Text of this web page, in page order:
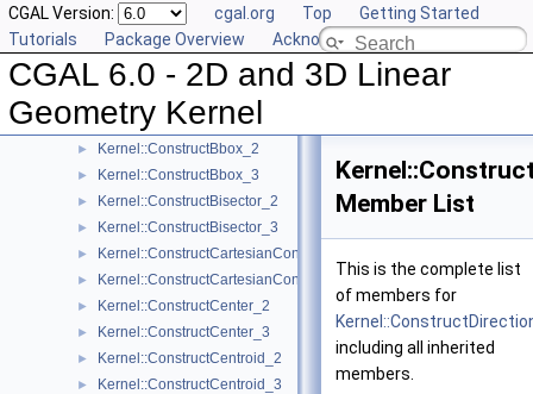
CGAL Version: cgal.org Top
Getting Started
Tutorials
Package Overview Acknowledging CGAL
CGAL 6.0 - 2D and 3D Linear
Geometry Kernel
► Kernel::ComputeZmax_3
Kernel::ComputeZmin_3
Kernel::ConstructBarycenter_2
Kernel::ConstructBarycenter_3
► Kernel::ConstructBaseVector_3
► Kernel::ConstructBbox_2
► Kernel::ConstructBbox_3
► Kernel::ConstructBisector_2
► Kernel::ConstructBisector_3
► Kernel::ConstructCartesianConstIterator_2
► Kernel::ConstructCartesianConstIterator_3
► Kernel::ConstructCenter_2
► Kernel::ConstructCenter_3
► Kernel::ConstructCentroid_2
► Kernel::ConstructCentroid_3
Member List
This is the complete list
of members for
including all inherited
members.